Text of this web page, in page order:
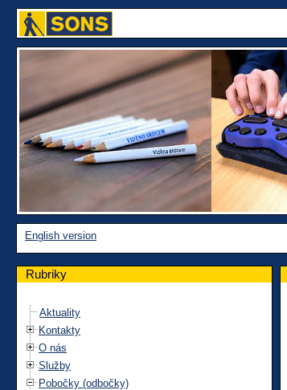
English version
Rubriky
Aktuality
Kontakty
O nás
Služby
Pobočky (odbočky)